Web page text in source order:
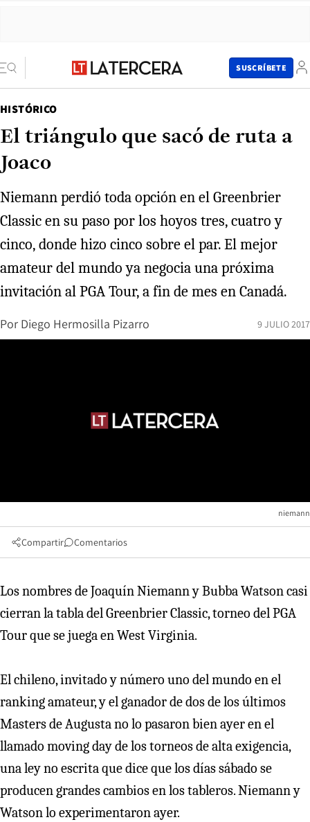
SUSCRÍBETE
HISTÓRICO
El triángulo que sacó de ruta a
Joaco
Niemann perdió toda opción en el Greenbrier
Classic en su paso por los hoyos tres, cuatro y
cinco, donde hizo cinco sobre el par. El mejor
amateur del mundo ya negocia una próxima
invitación al PGA Tour, a fin de mes en Canadá.
Por Diego Hermosilla Pizarro 9 JULIO 2017
niemann
Compartir Comentarios
Los nombres de Joaquín Niemann y Bubba Watson casi
cierran la tabla del Greenbrier Classic, torneo del PGA
Tour que se juega en West Virginia.
El chileno, invitado y número uno del mundo en el
ranking amateur, y el ganador de dos de los últimos
Masters de Augusta no lo pasaron bien ayer en el
llamado moving day de los torneos de alta exigencia,
una ley no escrita que dice que los días sábado se
producen grandes cambios en los tableros. Niemann y
Watson lo experimentaron ayer.